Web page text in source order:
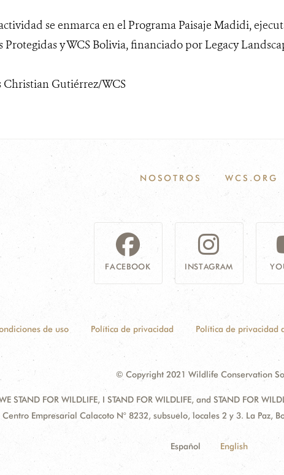
se enmarca en el Programa Paisaje Madidi,
Protegidas y WCS Bolivia, financiado por Legacy
Christian Gutiérrez/WCS
NOSOTROS WCS.ORG
FACEBOOK INSTAGRAM
de uso Política de privacidad Política de privacidad
© Copyright 2021 Wildlife Conservation
STAND FOR WILDLIFE, I STAND FOR WILDLIFE, and STAND FOR
Empresarial Calacoto N° 8232, subsuelo, locales 2 y 3. La
Español English